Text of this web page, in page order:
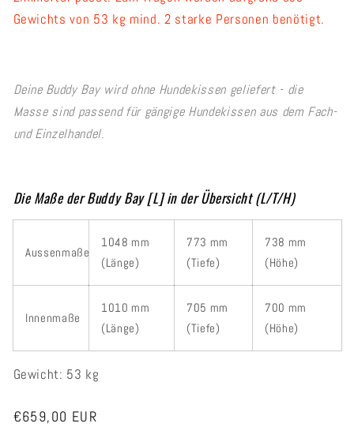
Gewichts von 53 kg mind. 2 starke Personen benötigt.
Deine Buddy Bay wird ohne Hundekissen geliefert - die
Masse sind passend für gängige Hundekissen aus dem Fach-
und Einzelhandel.
Die Maße der Buddy Bay [L] in der Übersicht (L/T/H)
Aussenmaße
1048 mm
(Länge)
773 mm
(Tiefe)
738 mm
(Höhe)
Innenmaße
1010 mm
(Länge)
705 mm
(Tiefe)
700 mm
(Höhe)
Gewicht: 53 kg
Normaler
€659,00 EUR